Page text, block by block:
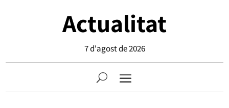
Actualitat
7 d'agost de 2026